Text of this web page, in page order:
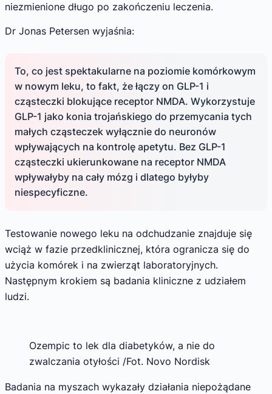
niezmienione długo po zakończeniu leczenia.
Dr Jonas Petersen wyjaśnia:
To, co jest spektakularne na poziomie komórkowym
w nowym leku, to fakt, że łączy on GLP-1 i
cząsteczki blokujące receptor NMDA. Wykorzystuje
GLP-1 jako konia trojańskiego do przemycania tych
małych cząsteczek wyłącznie do neuronów
wpływających na kontrolę apetytu. Bez GLP-1
cząsteczki ukierunkowane na receptor NMDA
wpływałyby na cały mózg i dlatego byłyby
niespecyficzne.
Testowanie nowego leku na odchudzanie znajduje się
wciąż w fazie przedklinicznej, która ogranicza się do
użycia komórek i na zwierząt laboratoryjnych.
Następnym krokiem są badania kliniczne z udziałem
ludzi.
Ozempic to lek dla diabetyków, a nie do
zwalczania otyłości /Fot. Novo Nordisk
Badania na myszach wykazały działania niepożądane